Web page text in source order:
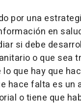
por una
en
si debe
o que sea
que hay que
hace falta es un
o tiene que